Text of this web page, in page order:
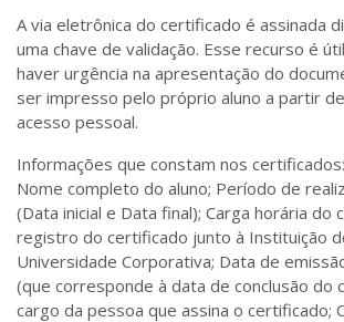
A via eletrônica do certificado é assinada
uma chave de validação. Esse recurso é
haver urgência na apresentação do
ser impresso pelo próprio aluno a partir
acesso pessoal.
Informações que constam nos
Nome completo do aluno; Período de
(Data inicial e Data final); Carga horária do
registro do certificado junto à Instituição
Universidade Corporativa; Data de
(que corresponde à data de conclusão do
cargo da pessoa que assina o certificado;